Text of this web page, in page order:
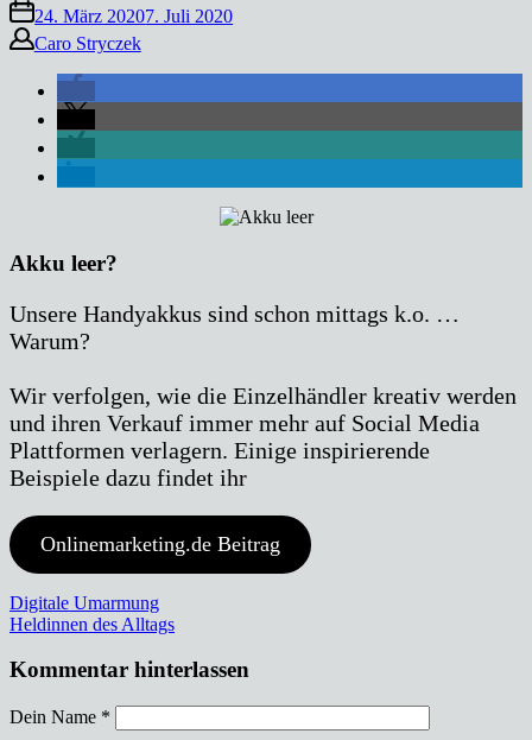
24. März 20207. Juli 2020
Caro Stryczek
Akku leer?
Unsere Handyakkus sind schon mittags k.o. …
Warum?
Wir verfolgen, wie die Einzelhändler kreativ werden
und ihren Verkauf immer mehr auf Social Media
Plattformen verlagern. Einige inspirierende
Beispiele dazu findet ihr
Onlinemarketing.de Beitrag
Beitragsnavigation
Digitale Umarmung
Heldinnen des Alltags
Kommentar hinterlassen
Dein Name *